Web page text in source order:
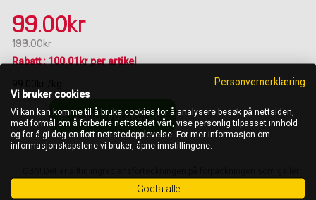
99.00kr
199.00kr
Rabatt : 100.01kr per artikel
Lägg i varukorgen
Personvernerklæring
Vi bruker cookies
Vi kan kan komme til å bruke cookies for å analysere besøk på nettsiden,
med formål om å forbedre nettstedet vårt, vise personlig tilpasset innhold
og for å gi deg en flott nettstedopplevelse. For mer informasjon om
informasjonskapslene vi bruker, åpne innstillingene.
Godta alle